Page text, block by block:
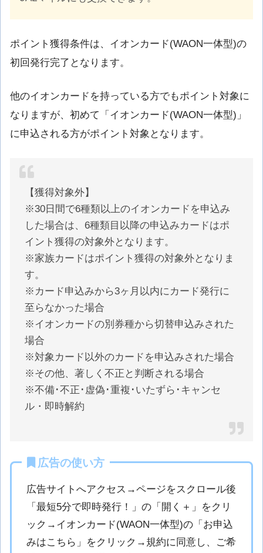
ポイント獲得条件は、イオンカード(WAON一体型)の
初回発行完了となります。
他のイオンカードを持っている方でもポイント対象に
なりますが、初めて「イオンカード(WAON一体型)」
に申込される方がポイント対象となります。
【獲得対象外】
※30日間で6種類以上のイオンカードを申込み
した場合は、6種類目以降の申込みカードはポ
イント獲得の対象外となります。
※家族カードはポイント獲得の対象外となりま
す。
※カード申込みから3ヶ月以内にカード発行に
至らなかった場合
※イオンカードの別券種から切替申込みされた
場合
※対象カード以外のカードを申込みされた場合
※その他、著しく不正と判断される場合
※不備･不正･虚偽･重複･いたずら･キャンセ
ル・即時解約
広告の使い方
広告サイトへアクセス→ページをスクロール後
「最短5分で即時発行！」の「開く＋」をクリ
ック→イオンカード(WAON一体型)の「お申込
みはこちら」をクリック→規約に同意し、ご希